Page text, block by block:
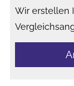
Wir erstellen